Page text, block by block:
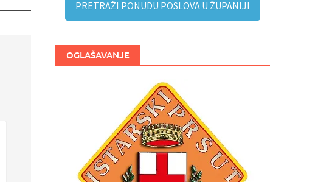
PRETRAŽI PONUDU POSLOVA U ŽUPANIJI
OGLAŠAVANJE